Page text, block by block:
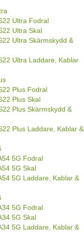
Ultra Fodral
Ultra Skal
Ultra Skärmskydd &
Ultra Laddare, Kablar
Plus Fodral
Plus Skal
Plus Skärmskydd &
Plus Laddare, Kablar &
5G Fodral
5G Skal
5G Laddare, Kablar &
5G Fodral
5G Skal
5G Laddare, Kablar &